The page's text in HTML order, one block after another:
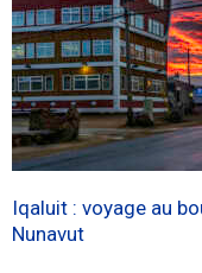
Iqaluit : voyage au
Nunavut